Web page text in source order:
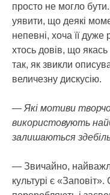
просто не могло
уявити, що деякі
непевні, хоча її
хтось довів, що
так, як звикли
величезну дискусію.
— Які мотиви
використовують
залишаються
— Звичайно,
культурі є